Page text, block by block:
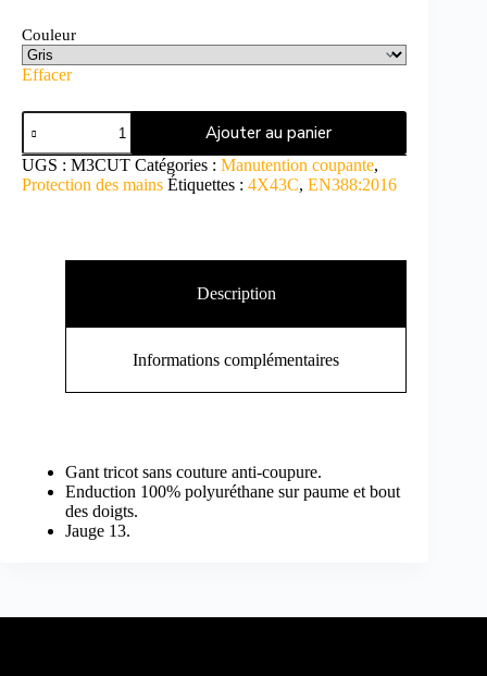
Couleur
Effacer
Ajouter au panier
UGS : M3CUT Catégories : Manutention coupante,
Protection des mains Étiquettes : 4X43C, EN388:2016
Description
Informations complémentaires
Gant tricot sans couture anti-coupure.
Enduction 100% polyuréthane sur paume et bout
des doigts.
Jauge 13.